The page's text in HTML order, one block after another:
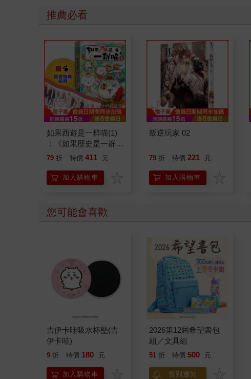
推薦必看
如果西遊是一群喵(1)
：《如果歷史是一群
喵》作者最新力作，附
79 折 特價 411 元
加入購物車
叛逆玩家 02
79 折 特價 221 元
加入購物車
您可能會喜歡
吉伊卡哇吸水杯墊(吉
伊卡哇)
9 折 特價 180 元
加入購物車
2026第12屆希望書包
組／文具組
51 折 特價 500 元
貨到通知